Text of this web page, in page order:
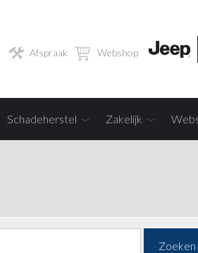
Afspraak Webshop
Schadeherstel Zakelijk
Zoeken